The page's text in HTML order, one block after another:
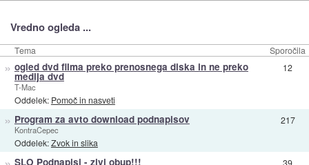
Vredno ogleda ...
Tema Sporočila
» ogled dvd filma preko prenosnega diska in ne preko
medija dvd
T-Mac
Oddelek: Pomoč in nasveti
12
» Program za avto download podnapisov
KontraCepec
Oddelek:Zvok in slika
217
SLO Podnapisi - zivi obup!!! 39